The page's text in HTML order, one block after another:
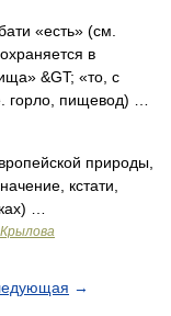
«есть» (см.
в
&GT; «то, с
горло, пищевод) …
природы,
кстати,
…
→